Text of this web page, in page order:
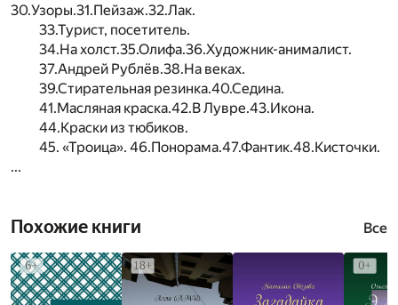
30.Узоры.31.Пейзаж.32.Лак.
33.Турист, посетитель.
34.На холст.35.Олифа.36.Художник-анималист.
37.Андрей Рублёв.38.На веках.
39.Стирательная резинка.40.Седина.
41.Масляная краска.42.В Лувре.43.Икона.
44.Краски из тюбиков.
45. «Троица». 46.Понорама.47.Фантик.48.Кисточки.
...
Похожие книги Все